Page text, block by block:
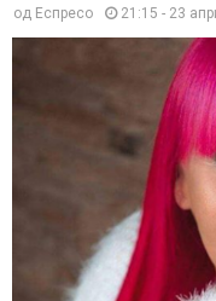
од Еспресо 21:15 - 23